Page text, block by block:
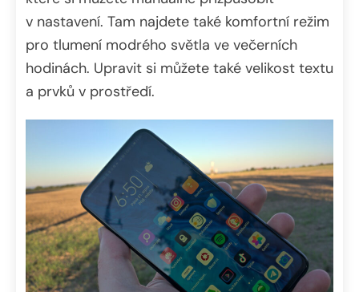
v nastavení. Tam najdete také komfortní režim
pro tlumení modrého světla ve večerních
hodinách. Upravit si můžete také velikost textu
a prvků v prostředí.